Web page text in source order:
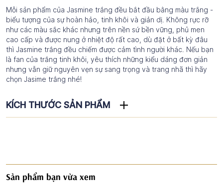
Mỗi sản phẩm của Jasmine trắng đều bắt đầu bằng màu trắng -
biểu tượng của sự hoàn hảo, tinh khôi và giản dị. Không rực rỡ
như các màu sắc khác nhưng trên nền sứ bền vững, phủ men
cao cấp và được nung ở nhiệt độ rất cao, dù đặt ở bất kỳ đâu
thì Jasmine trắng đều chiếm được cảm tình người khác. Nếu bạn
là fan của trắng tinh khôi, yêu thích những kiểu dáng đơn giản
nhưng vẫn giữ nguyên vẹn sự sang trọng và trang nhã thì hãy
chọn Jasime trắng nhé!
KÍCH THƯỚC SẢN PHẨM
Sản phẩm bạn vừa xem